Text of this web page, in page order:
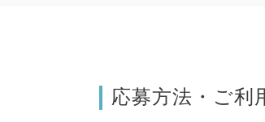
応募方法・ご利